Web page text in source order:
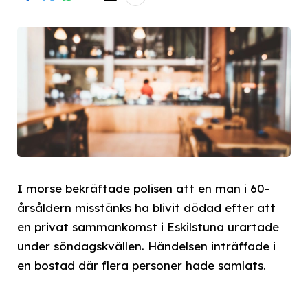
I morse bekräftade polisen att en man i 60-
årsåldern misstänks ha blivit dödad efter att
en privat sammankomst i Eskilstuna urartade
under söndagskvällen. Händelsen inträffade i
en bostad där flera personer hade samlats.